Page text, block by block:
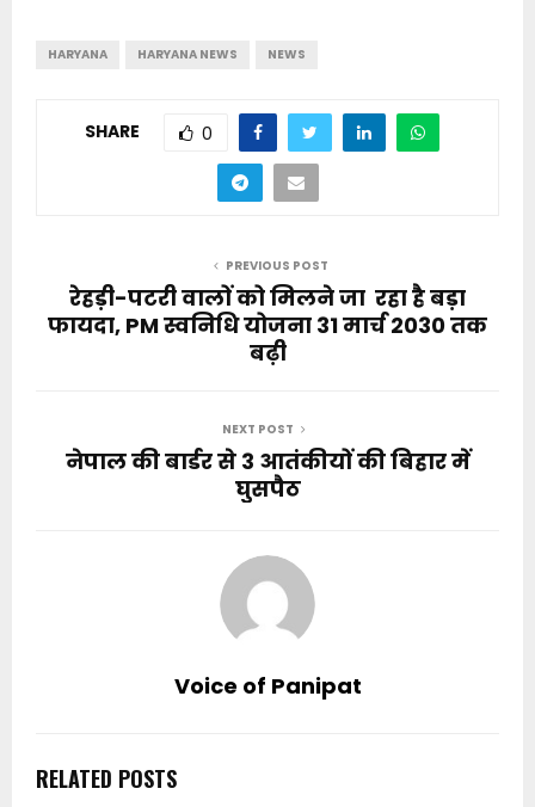
HARYANA HARYANA NEWS NEWS
SHARE 0
PREVIOUS POST
रेहड़ी-पटरी वालों को मिलने जा रहा है बड़ा
फायदा, PM स्वनिधि योजना 31 मार्च 2030 तक
बढ़ी
NEXT POST
नेपाल की बार्डर से 3 आतंकीयों की बिहार में
घुसपैठ
Voice of Panipat
RELATED POSTS